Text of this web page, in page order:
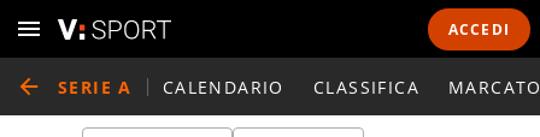
ACCEDI
SERIE A CALENDARIO CLASSIFICA